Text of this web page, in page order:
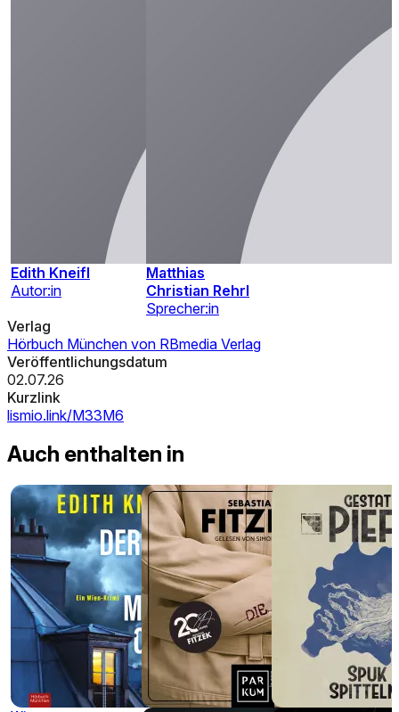
Edith Kneifl
Autor:in
Matthias
Christian Rehrl
Sprecher:in
Verlag
Hörbuch München von RBmedia Verlag
Veröffentlichungsdatum
02.07.26
Kurzlink
lismio.link/M33M6
Auch enthalten in